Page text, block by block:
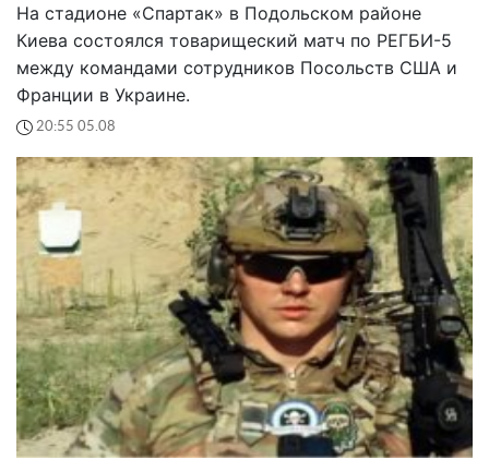
На стадионе «Спартак» в Подольском районе
Киева состоялся товарищеский матч по РЕГБИ-5
между командами сотрудников Посольств США и
Франции в Украине.
20:55 05.08